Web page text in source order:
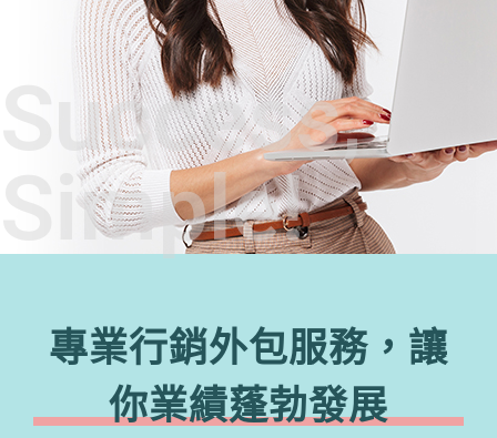
Success,
Simple!
專業行銷外包服務，讓
你業績蓬勃發展